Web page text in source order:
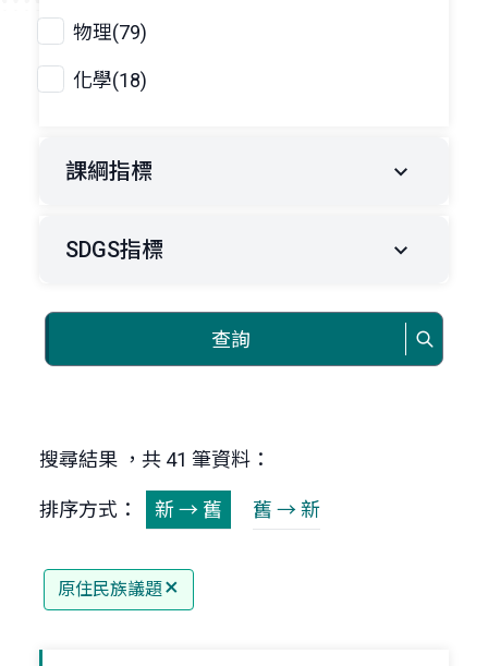
物理(79)
化學(18)
課綱指標
SDGS指標
查詢
搜尋結果 ，共 41 筆資料：
排序方式： 新 → 舊 舊 → 新
原住民族議題